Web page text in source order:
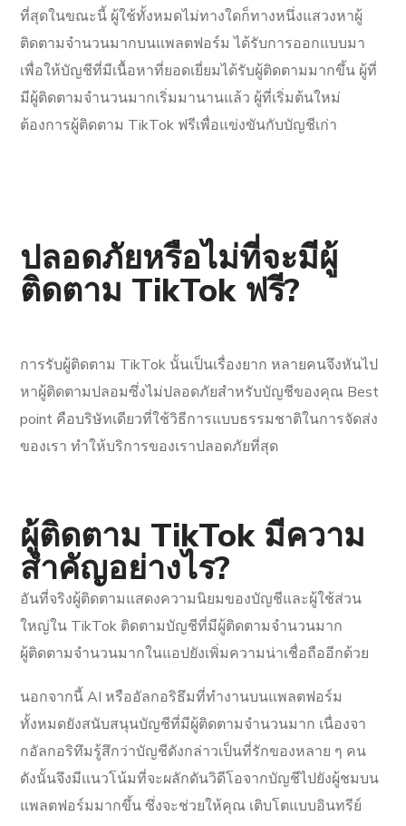
ที่สุดในขณะนี้ ผู้ใช้ทั้งหมดไม่ทางใดก็ทางหนึ่งแสวงหาผู้
ติดตามจำนวนมากบนแพลตฟอร์ม ได้รับการออกแบบมา
เพื่อให้บัญชีที่มีเนื้อหาที่ยอดเยี่ยมได้รับผู้ติดตามมากขึ้น ผู้ที่
มีผู้ติดตามจำนวนมากเริ่มมานานแล้ว ผู้ที่เริ่มต้นใหม่
ต้องการผู้ติดตาม TikTok ฟรีเพื่อแข่งขันกับบัญชีเก่า
ปลอดภัยหรือไม่ที่จะมีผู้
ติดตาม TikTok ฟรี?
การรับผู้ติดตาม TikTok นั้นเป็นเรื่องยาก หลายคนจึงหันไป
หาผู้ติดตามปลอมซึ่งไม่ปลอดภัยสำหรับบัญชีของคุณ Best
point คือบริษัทเดียวที่ใช้วิธีการแบบธรรมชาติในการจัดส่ง
ของเรา ทำให้บริการของเราปลอดภัยที่สุด
ผู้ติดตาม TikTok มีความ
สำคัญอย่างไร?
อันที่จริงผู้ติดตามแสดงความนิยมของบัญชีและผู้ใช้ส่วน
ใหญ่ใน TikTok ติดตามบัญชีที่มีผู้ติดตามจำนวนมาก
ผู้ติดตามจำนวนมากในแอปยังเพิ่มความน่าเชื่อถืออีกด้วย
นอกจากนี้ AI หรืออัลกอริธึมที่ทำงานบนแพลตฟอร์ม
ทั้งหมดยังสนับสนุนบัญชีที่มีผู้ติดตามจำนวนมาก เนื่องจา
กอัลกอริทึมรู้สึกว่าบัญชีดังกล่าวเป็นที่รักของหลาย ๆ คน
ดังนั้นจึงมีแนวโน้มที่จะผลักดันวิดีโอจากบัญชีไปยังผู้ชมบน
แพลตฟอร์มมากขึ้น ซึ่งจะช่วยให้คุณ เติบโตแบบอินทรีย์